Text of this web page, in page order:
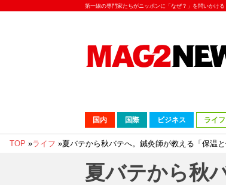
第一線の専門家たちがニッポンに「なぜ？」を問いかける
国内 国際 ビジネス ライフ
TOP »ライフ »夏バテから秋バテへ。鍼灸師が教える「保温
夏バテから秋